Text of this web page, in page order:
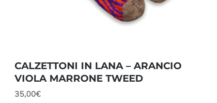
CALZETTONI IN LANA – ARANCIO
VIOLA MARRONE TWEED
35,00€